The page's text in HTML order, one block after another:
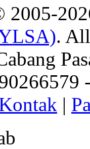
2005-
.
|